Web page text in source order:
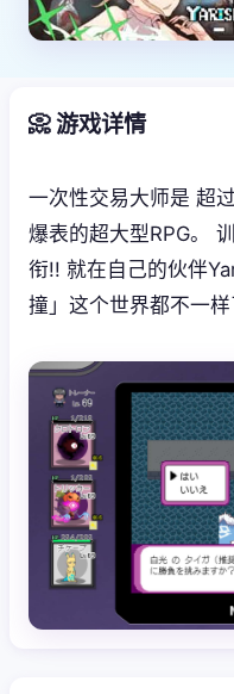
📀 游戏详情
一次性交易大师是 超
爆表的超大型RPG。
衔!! 就在自己的伙伴
撞」这个世界都不一